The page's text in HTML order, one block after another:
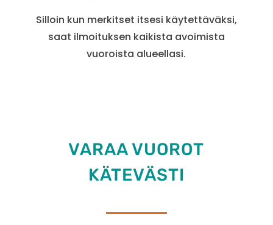
Silloin kun merkitset itsesi käytettäväksi,
saat ilmoituksen kaikista avoimista
vuoroista alueellasi.
VARAA VUOROT
KÄTEVÄSTI